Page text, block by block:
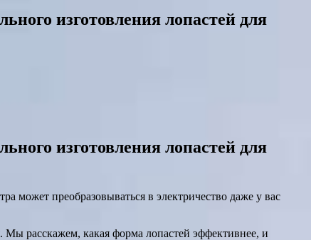
изготовления лопастей для
изготовления лопастей для
может преобразовываться в электричество даже у вас
Мы расскажем, какая форма лопастей эффективнее, и